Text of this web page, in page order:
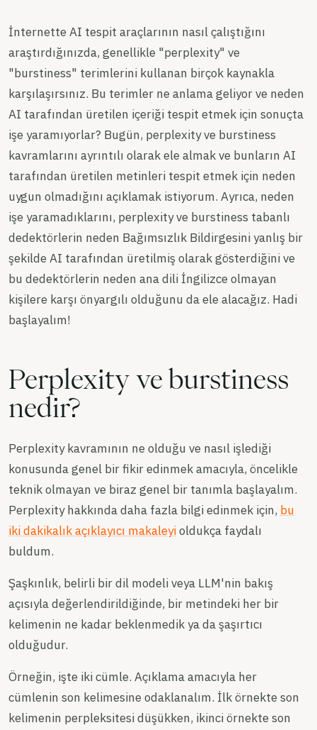
İnternette AI tespit araçlarının nasıl çalıştığını
araştırdığınızda, genellikle "perplexity" ve
"burstiness" terimlerini kullanan birçok kaynakla
karşılaşırsınız. Bu terimler ne anlama geliyor ve neden
AI tarafından üretilen içeriği tespit etmek için sonuçta
işe yaramıyorlar? Bugün, perplexity ve burstiness
kavramlarını ayrıntılı olarak ele almak ve bunların AI
tarafından üretilen metinleri tespit etmek için neden
uygun olmadığını açıklamak istiyorum. Ayrıca, neden
işe yaramadıklarını, perplexity ve burstiness tabanlı
dedektörlerin neden Bağımsızlık Bildirgesini yanlış bir
şekilde AI tarafından üretilmiş olarak gösterdiğini ve
bu dedektörlerin neden ana dili İngilizce olmayan
kişilere karşı önyargılı olduğunu da ele alacağız. Hadi
başlayalım!
Perplexity ve burstiness
nedir?
Perplexity kavramının ne olduğu ve nasıl işlediği
konusunda genel bir fikir edinmek amacıyla, öncelikle
teknik olmayan ve biraz genel bir tanımla başlayalım.
Perplexity hakkında daha fazla bilgi edinmek için, bu
iki dakikalık açıklayıcı makaleyioldukça faydalı
buldum.
Şaşkınlık, belirli bir dil modeli veya LLM'nin bakış
açısıyla değerlendirildiğinde, bir metindeki her bir
kelimenin ne kadar beklenmedik ya da şaşırtıcı
olduğudur.
Örneğin, işte iki cümle. Açıklama amacıyla her
cümlenin son kelimesine odaklanalım. İlk örnekte son
kelimenin perpleksitesi düşükken, ikinci örnekte son